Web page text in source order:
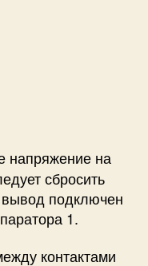
питания 9 В),
образом,